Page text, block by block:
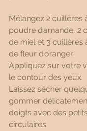
Mélangez 2 cuillères
poudre d’amande, 2
de miel et 3 cuillères
de fleur d’oranger.
Appliquez sur votre
le contour des yeux.
Laissez sécher
gommer
doigts avec des
circulaires.